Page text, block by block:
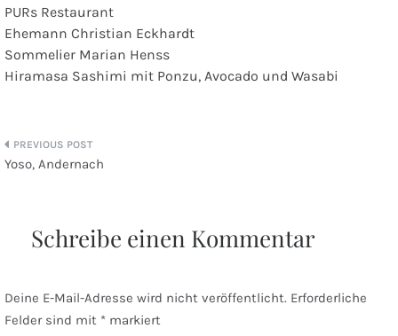
PURs Restaurant
Ehemann Christian Eckhardt
Sommelier Marian Henss
Hiramasa Sashimi mit Ponzu, Avocado und Wasabi
Beitragsnavigation
Yoso, Andernach
Schreibe einen Kommentar
Deine E-Mail-Adresse wird nicht veröffentlicht. Erforderliche
Felder sind mit * markiert